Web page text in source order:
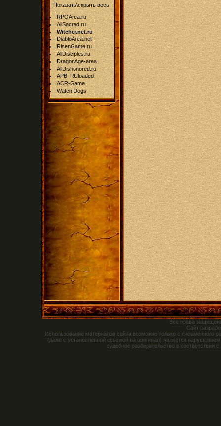
Показать\скрыть весь
RPGArea.ru
AllSacred.ru
Witcher.net.ru
DiabloArea.net
RisenGame.ru
AllDisciples.ru
DragonAge-area
AllDishonored.ru
APB: RUloaded
ACR-Game
Watch Dogs
Все права
Сайт
Использование материалов сайта возможно только с письменного
(даже с установленной ссылкой на оригинал) является
судебное разбирательство в